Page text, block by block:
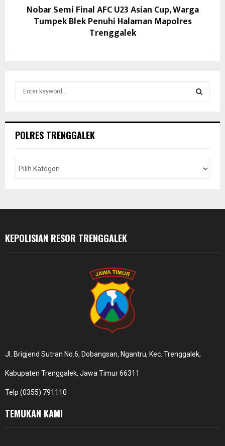
Nobar Semi Final AFC U23 Asian Cup, Warga
Tumpek Blek Penuhi Halaman Mapolres
Trenggalek
hPOLRES TRENGGALEK
KEPOLISIAN RESOR TRENGGALEK
Jl. Brigjend Sutran No.6, Dobangsan, Ngantru, Kec. Trenggalek,
Kabupaten Trenggalek, Jawa Timur 66311
Telp (0355) 791110
TEMUKAN KAMI